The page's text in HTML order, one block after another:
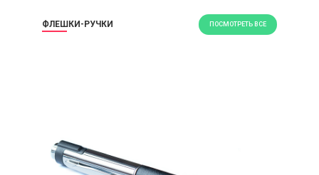
ФЛЕШКИ-РУЧКИ ПОСМОТРЕТЬ ВСЕ